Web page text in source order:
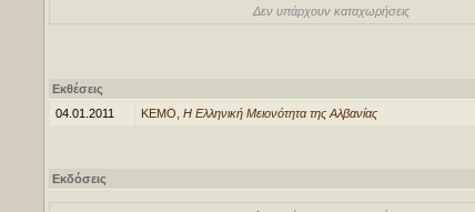
Δεν υπάρχουν καταχωρήσεις
Εκθέσεις
04.01.2011
ΚΕΜΟ, Η Ελληνική Μειονότητα της Αλβανίας
Εκδόσεις